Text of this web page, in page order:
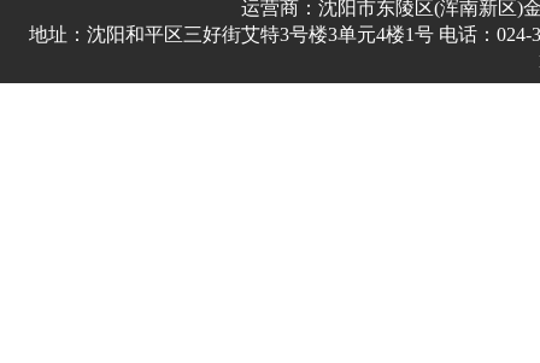
运营商：沈阳市东陵区(浑南新区)
地址：沈阳和平区三好街艾特3号楼3单元4楼1号 电话：024-